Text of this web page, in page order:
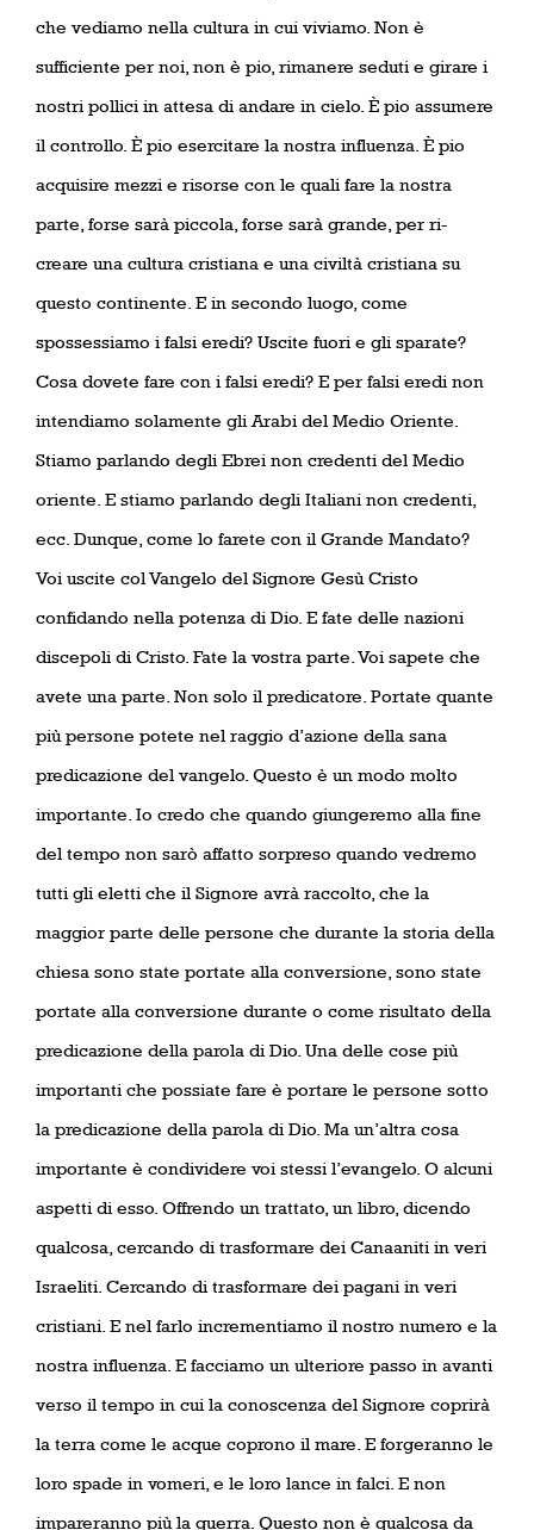
che vediamo nella cultura in cui viviamo. Non è
sufficiente per noi, non è pio, rimanere seduti e girare i
nostri pollici in attesa di andare in cielo. È pio assumere
il controllo. È pio esercitare la nostra influenza. È pio
acquisire mezzi e risorse con le quali fare la nostra
parte, forse sarà piccola, forse sarà grande, per ri-
creare una cultura cristiana e una civiltà cristiana su
questo continente. E in secondo luogo, come
spossessiamo i falsi eredi? Uscite fuori e gli sparate?
Cosa dovete fare con i falsi eredi? E per falsi eredi non
intendiamo solamente gli Arabi del Medio Oriente.
Stiamo parlando degli Ebrei non credenti del Medio
oriente. E stiamo parlando degli Italiani non credenti,
ecc. Dunque, come lo farete con il Grande Mandato?
Voi uscite col Vangelo del Signore Gesù Cristo
confidando nella potenza di Dio. E fate delle nazioni
discepoli di Cristo. Fate la vostra parte. Voi sapete che
avete una parte. Non solo il predicatore. Portate quante
più persone potete nel raggio d’azione della sana
predicazione del vangelo. Questo è un modo molto
importante. Io credo che quando giungeremo alla fine
del tempo non sarò affatto sorpreso quando vedremo
tutti gli eletti che il Signore avrà raccolto, che la
maggior parte delle persone che durante la storia della
chiesa sono state portate alla conversione, sono state
portate alla conversione durante o come risultato della
predicazione della parola di Dio. Una delle cose più
importanti che possiate fare è portare le persone sotto
la predicazione della parola di Dio. Ma un’altra cosa
importante è condividere voi stessi l’evangelo. O alcuni
aspetti di esso. Offrendo un trattato, un libro, dicendo
qualcosa, cercando di trasformare dei Canaaniti in veri
Israeliti. Cercando di trasformare dei pagani in veri
cristiani. E nel farlo incrementiamo il nostro numero e la
nostra influenza. E facciamo un ulteriore passo in avanti
verso il tempo in cui la conoscenza del Signore coprirà
la terra come le acque coprono il mare. E forgeranno le
loro spade in vomeri, e le loro lance in falci. E non
impareranno più la guerra. Questo non è qualcosa da